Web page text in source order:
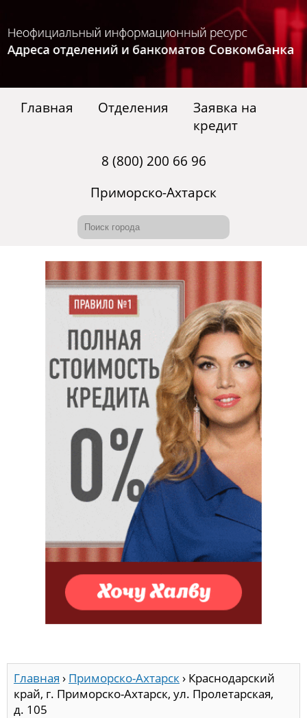
Главная Отделения
Заявка на
кредит
8 (800) 200 66 96
Приморско-Ахтарск
Главная › Приморско-Ахтарск› Краснодарский
край, г. Приморско-Ахтарск, ул. Пролетарская,
д. 105